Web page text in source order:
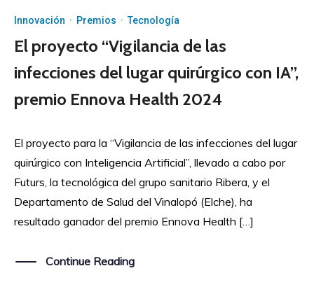
Innovación · Premios ·Tecnología
El proyecto “Vigilancia de las
infecciones del lugar quirúrgico con IA”,
premio Ennova Health 2024
El proyecto para la “Vigilancia de las infecciones del lugar
quirúrgico con Inteligencia Artificial”, llevado a cabo por
Futurs, la tecnológica del grupo sanitario Ribera, y el
Departamento de Salud del Vinalopó (Elche), ha
resultado ganador del premio Ennova Health […]
Continue Reading